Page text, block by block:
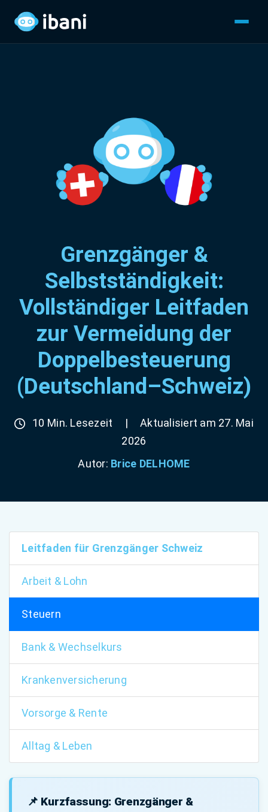
Grenzgänger &
Selbstständigkeit:
Vollständiger Leitfaden
zur Vermeidung der
Doppelbesteuerung
(Deutschland–Schweiz)
10 Min. Lesezeit |
Aktualisiert am 27. Mai
2026
Autor: Brice DELHOME
Leitfaden für Grenzgänger Schweiz
Arbeit & Lohn
Steuern
Bank & Wechselkurs
Krankenversicherung
Vorsorge & Rente
Alltag & Leben
📌 Kurzfassung: Grenzgänger &